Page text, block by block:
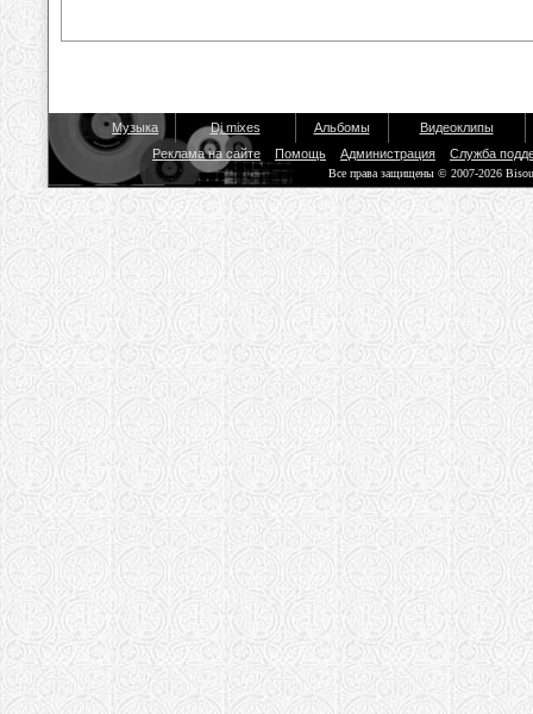
Музыка Dj mixes Альбомы
Видеоклипы
Реклама на сайте
Помощь Администрация Служба
Все права защищены © 2007-2026